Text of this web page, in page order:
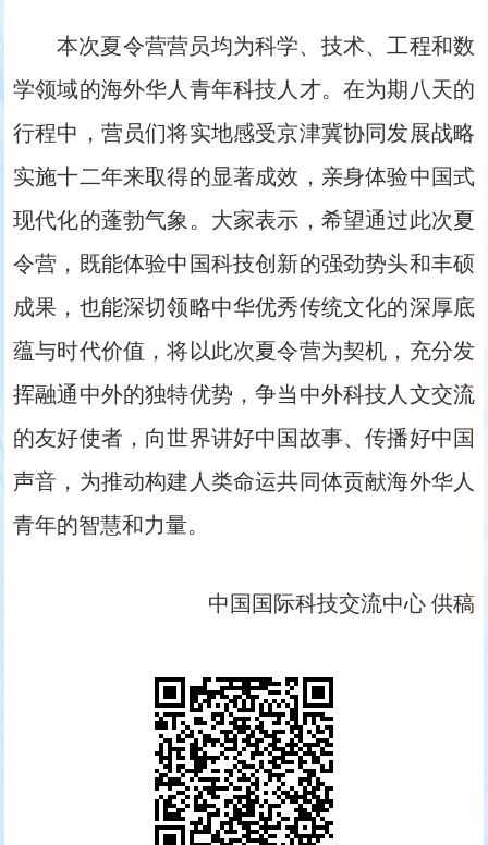
本次夏令营营员均为科学、技术、工程和数
学领域的海外华人青年科技人才。在为期八天的
行程中，营员们将实地感受京津冀协同发展战略
实施十二年来取得的显著成效，亲身体验中国式
现代化的蓬勃气象。大家表示，希望通过此次夏
令营，既能体验中国科技创新的强劲势头和丰硕
成果，也能深切领略中华优秀传统文化的深厚底
蕴与时代价值，将以此次夏令营为契机，充分发
挥融通中外的独特优势，争当中外科技人文交流
的友好使者，向世界讲好中国故事、传播好中国
声音，为推动构建人类命运共同体贡献海外华人
青年的智慧和力量。
中国国际科技交流中心 供稿